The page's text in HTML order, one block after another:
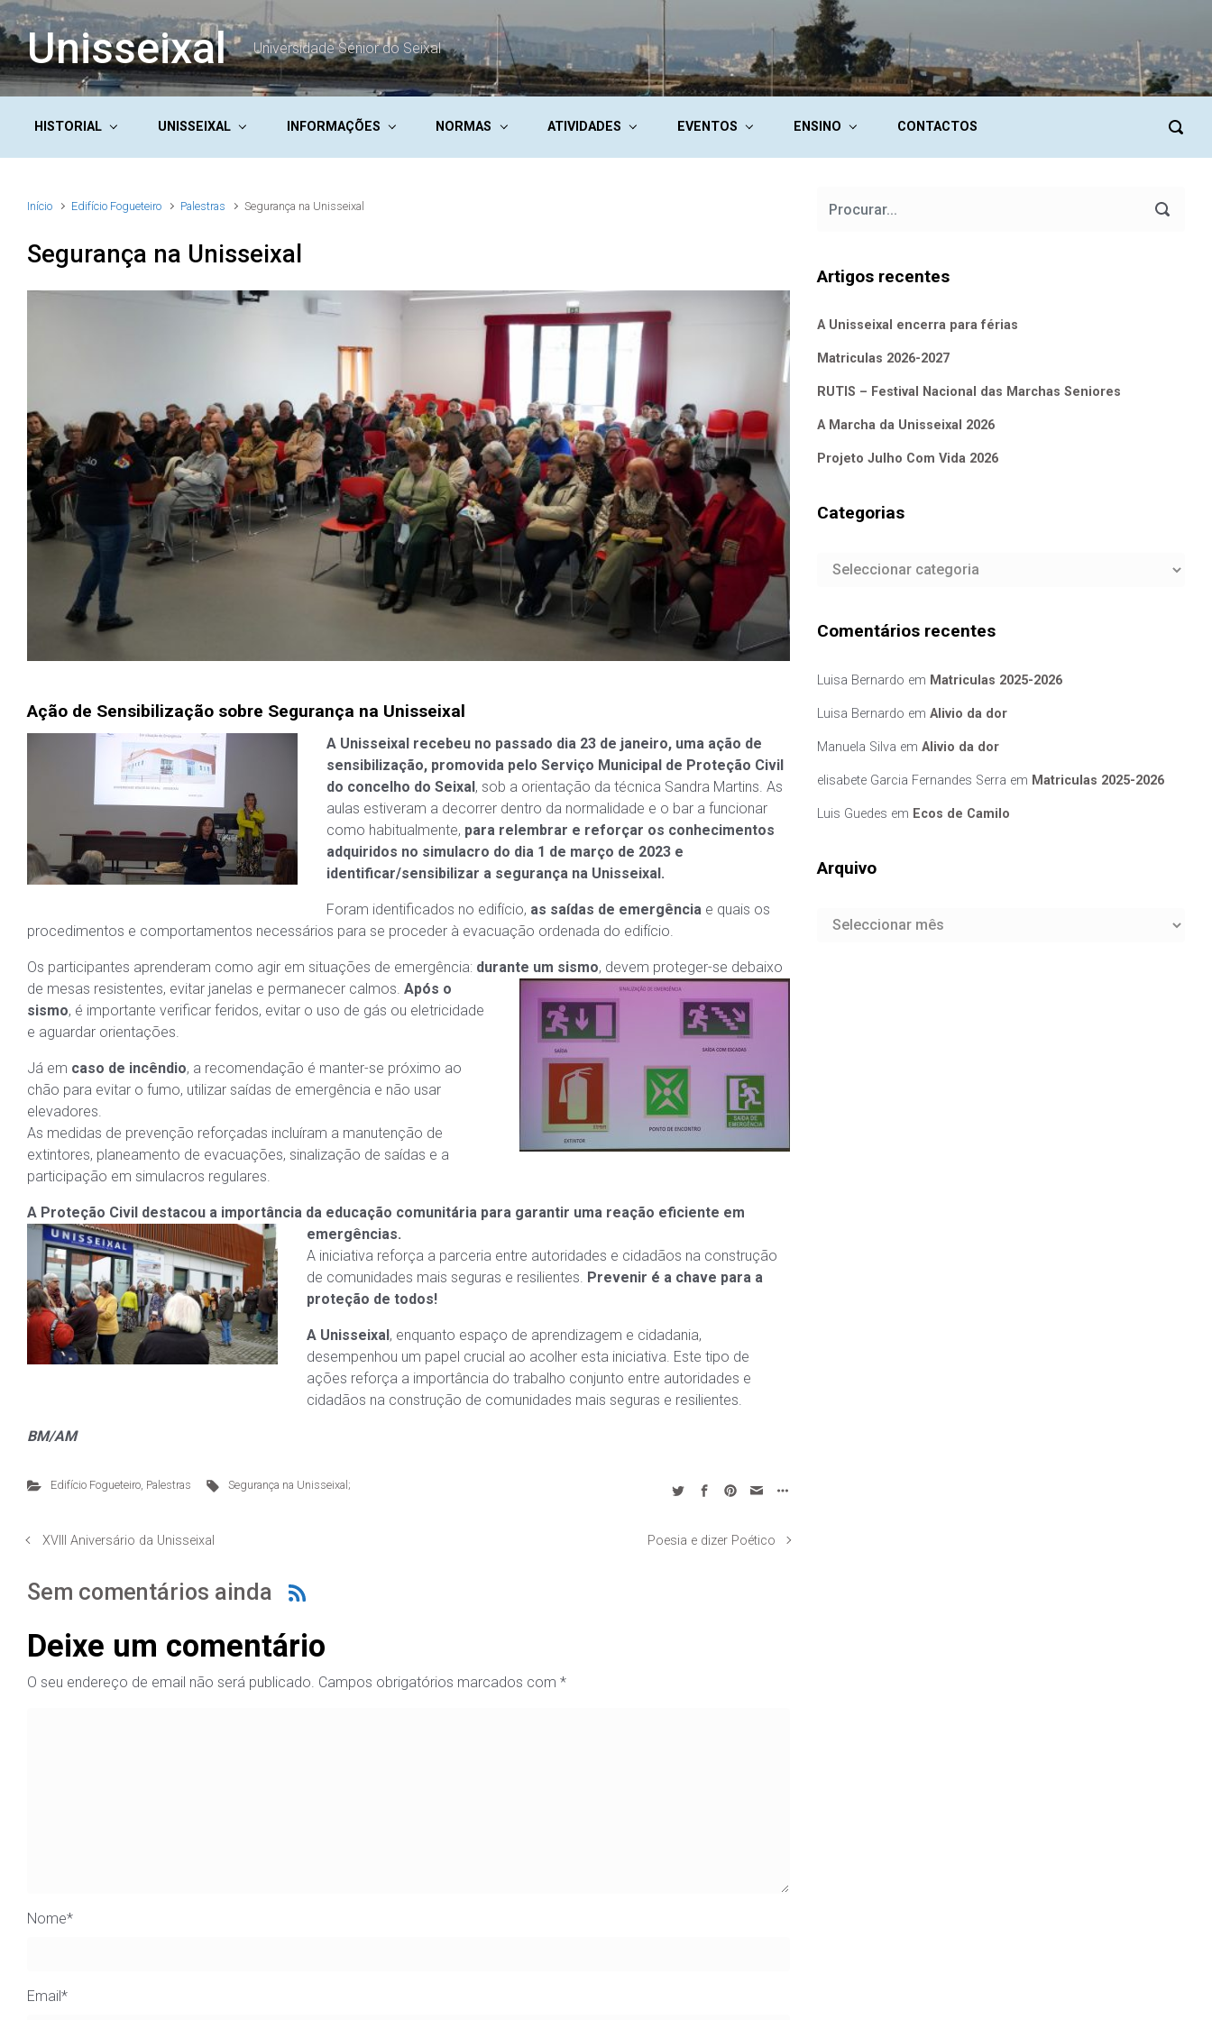
Skip to main content
Unisseixal Universidade Sénior do Seixal
HISTORIAL UNISSEIXAL INFORMAÇÕES NORMAS ATIVIDADES EVENTOS ENSINO CONTACTOS
Início Edifício Fogueteiro Palestras Segurança na Unisseixal
Segurança na Unisseixal
Ação de Sensibilização sobre Segurança na Unisseixal
A Unisseixal recebeu no passado dia 23 de janeiro, uma ação de
sensibilização, promovida pelo Serviço Municipal de Proteção Civil
do concelho do Seixal, sob a orientação da técnica Sandra Martins. As
aulas estiveram a decorrer dentro da normalidade e o bar a funcionar
como habitualmente, para relembrar e reforçar os conhecimentos
adquiridos no simulacro do dia 1 de março de 2023 e
identificar/sensibilizar a segurança na Unisseixal.
Foram identificados no edifício, as saídas de emergência e quais os
procedimentos e comportamentos necessários para se proceder à evacuação ordenada do edifício.
Os participantes aprenderam como agir em situações de emergência: durante um sismo, devem proteger-se debaixo
de mesas resistentes, evitar janelas e permanecer calmos. Após o
sismo, é importante verificar feridos, evitar o uso de gás ou eletricidade
e aguardar orientações.
Já em caso de incêndio, a recomendação é manter-se próximo ao
chão para evitar o fumo, utilizar saídas de emergência e não usar
elevadores.
As medidas de prevenção reforçadas incluíram a manutenção de
extintores, planeamento de evacuações, sinalização de saídas e a
participação em simulacros regulares.
A Proteção Civil destacou a importância da educação comunitária para garantir uma reação eficiente em
emergências.
A iniciativa reforça a parceria entre autoridades e cidadãos na construção
de comunidades mais seguras e resilientes. Prevenir é a chave para a
proteção de todos!
A Unisseixal, enquanto espaço de aprendizagem e cidadania,
desempenhou um papel crucial ao acolher esta iniciativa. Este tipo de
ações reforça a importância do trabalho conjunto entre autoridades e
cidadãos na construção de comunidades mais seguras e resilientes.
BM/AM
Edifício Fogueteiro, Palestras Segurança na Unisseixal;
XVIII Aniversário da Unisseixal Poesia e dizer Poético
Sem comentários ainda
Deixe um comentário
O seu endereço de email não será publicado. Campos obrigatórios marcados com *
Nome*
Email*
Artigos recentes
A Unisseixal encerra para férias
Matriculas 2026-2027
RUTIS – Festival Nacional das Marchas Seniores
A Marcha da Unisseixal 2026
Projeto Julho Com Vida 2026
Categorias
Categorias
Comentários recentes
Luisa Bernardo em Matriculas 2025-2026
Luisa Bernardo em Alivio da dor
Manuela Silva em Alivio da dor
elisabete Garcia Fernandes Serra em Matriculas 2025-2026
Luis Guedes em Ecos de Camilo
Arquivo
Arquivo